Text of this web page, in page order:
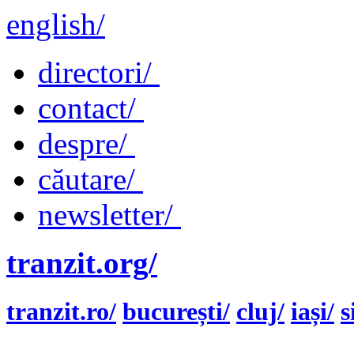
english/
directori/
contact/
despre/
căutare/
newsletter/
tranzit.org/
tranzit.ro/ bucurești/ cluj/ iași/